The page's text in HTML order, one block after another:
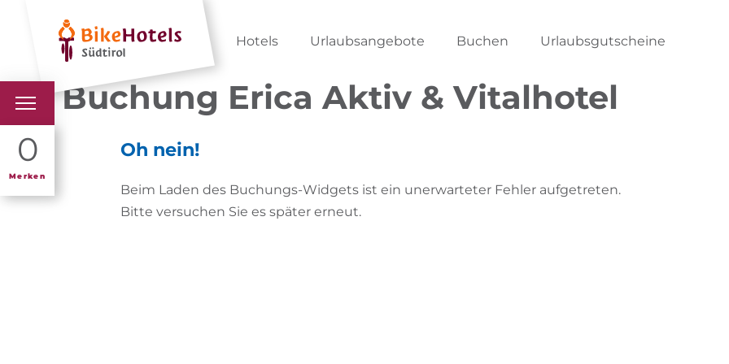
Hotels Urlaubsangebote Buchen Urlaubsgutscheine
0
Merken
BIKEHOTELS
HOTELS & PAKETE
TOUREN & REVIERE
Buchung Erica Aktiv & Vitalhotel
Oh nein!
Beim Laden des Buchungs-Widgets ist ein unerwarteter Fehler aufgetreten.
Bitte versuchen Sie es später erneut.